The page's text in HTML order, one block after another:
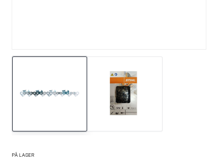
PÅ LAGER